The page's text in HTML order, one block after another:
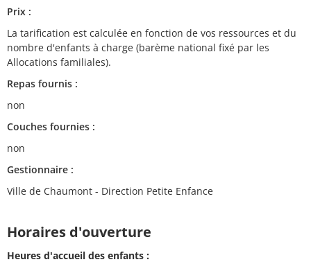
Prix :
La tarification est calculée en fonction de vos ressources et du
nombre d'enfants à charge (barème national fixé par les
Allocations familiales).
Repas fournis :
non
Couches fournies :
non
Gestionnaire :
Ville de Chaumont - Direction Petite Enfance
Horaires d'ouverture
Heures d'accueil des enfants :